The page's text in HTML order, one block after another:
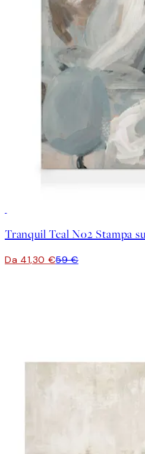
Tranquil Teal No2 Stampa
Da 41,30 €59 €